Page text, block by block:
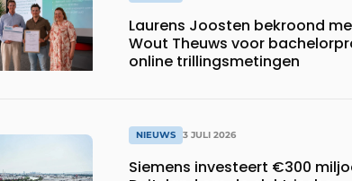
Laurens Joosten bekroond
Wout Theuws voor
online trillingsmetingen
NIEUWS 3 JULI 2026
Siemens investeert €300